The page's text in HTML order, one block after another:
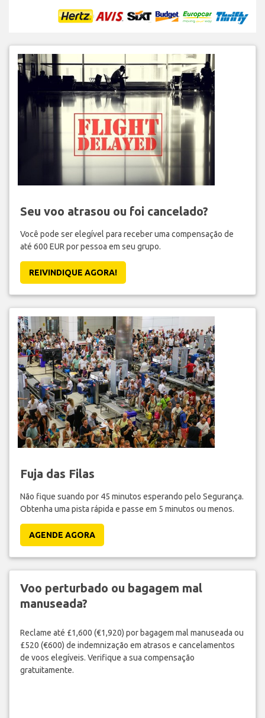
Seu voo atrasou ou foi cancelado?
Você pode ser elegível para receber uma compensação de
até 600 EUR por pessoa em seu grupo.
REIVINDIQUE AGORA!
Fuja das Filas
Não fique suando por 45 minutos esperando pelo Segurança.
Obtenha uma pista rápida e passe em 5 minutos ou menos.
AGENDE AGORA
Voo perturbado ou bagagem mal
manuseada?
Reclame até £1,600 (€1,920) por bagagem mal manuseada ou
£520 (€600) de indemnização em atrasos e cancelamentos
de voos elegíveis. Verifique a sua compensação
gratuitamente.